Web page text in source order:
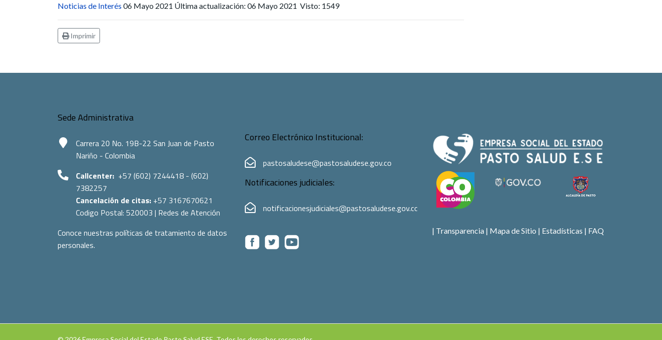
Noticias de Interés 06 Mayo 2021 Última actualización: 06 Mayo 2021 Visto: 1549
Imprimir
Sede Administrativa
Carrera 20 No. 19B-22 San Juan de Pasto
Nariño - Colombia
Callcenter: +57 (602) 7244418 - (602)
7382257
Cancelación de citas: +57 3167670621
Codigo Postal: 520003 | Redes de Atención
Conoce nuestras políticas de tratamiento de datos
personales.
Correo Electrónico Institucional:
pastosaludese@pastosaludese.gov.co
Notificaciones judiciales:
notificacionesjudiciales@pastosaludese.gov.co
| Transparencia | Mapa de Sitio | Estadísticas | FAQ